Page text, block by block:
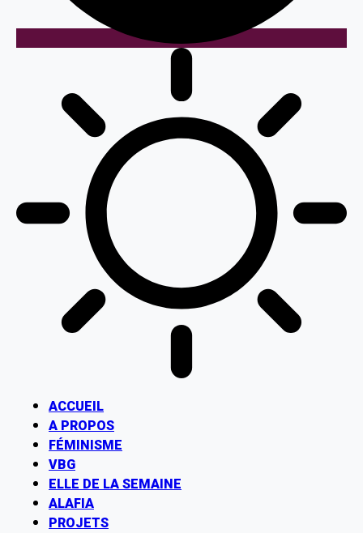
ACCUEIL
A PROPOS
FÉMINISME
VBG
ELLE DE LA SEMAINE
ALAFIA
PROJETS